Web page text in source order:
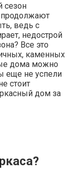
сезон
продолжают
ведь с
недострой
Все это
каменных
дома можно
еще не успели
стоит
дом за